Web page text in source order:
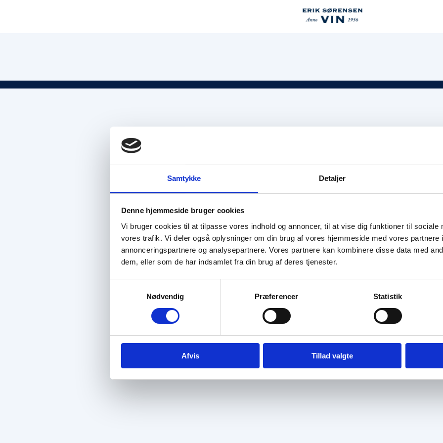
Samtykke Detaljer
Denne hjemmeside bruger cookies
Vi bruger cookies til at tilpasse vores indhold og annoncer, til at vise dig funktioner til sociale
vores trafik. Vi deler også oplysninger om din brug af vores hjemmeside med vores partnere
annonceringspartnere og analysepartnere. Vores partnere kan kombinere disse data med
dem, eller som de har indsamlet fra din brug af deres tjenester.
Nødvendig
Præferencer Statistik
Afvis Tillad valgte